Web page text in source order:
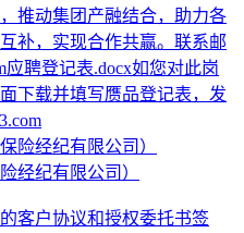
推动集团产融结合，助力各
补，实现合作共赢。联系邮
应聘登记表.docx如您对此岗
下载并填写赝品登记表，发
经纪有限公司）
客户协议和授权委托书签